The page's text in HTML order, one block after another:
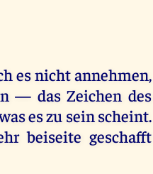
es nicht annehmen,
— das Zeichen des
es zu sein scheint.
beiseite geschafft